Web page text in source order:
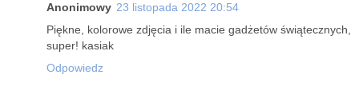
Anonimowy 23 listopada 2022 20:54
Piękne, kolorowe zdjęcia i ile macie gadżetów świątecznych,
super! kasiak
Odpowiedz